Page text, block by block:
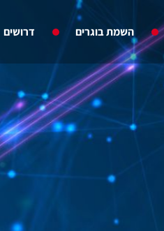
השמת בוגרים דרושים